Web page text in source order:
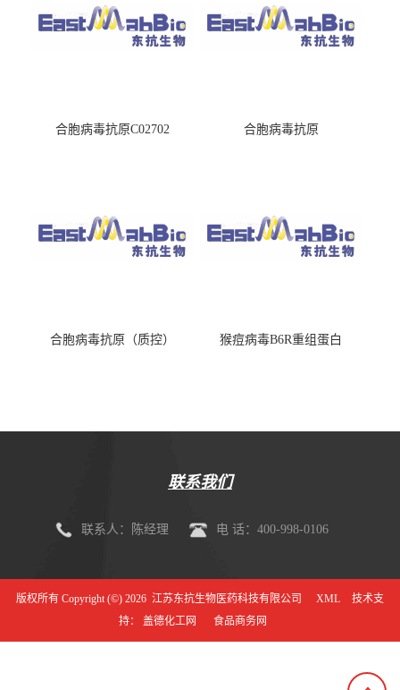
合胞病毒抗原C02702 合胞病毒抗原
合胞病毒抗原（质控） 猴痘病毒B6R重组蛋白
联系我们
联系人：陈经理 电 话：400-998-0106
版权所有 Copyright (©) 2026 江苏东抗生物医药科技有限公司 XML
技术支
持： 盖德化工网 食品商务网